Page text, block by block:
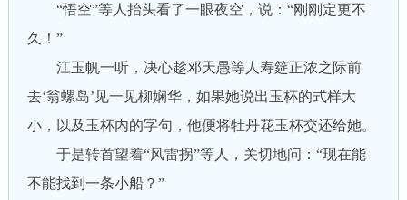
“悟空”等人抬头看了一眼夜空，说：“刚刚定更不
久！”
江玉帆一听，决心趁邓天愚等人寿筵正浓之际前
去‘翁螺岛’见一见柳娴华，如果她说出玉杯的式样大
小，以及玉杯内的字句，他便将牡丹花玉杯交还给她。
于是转首望着“风雷拐”等人，关切地问：“现在能
不能找到一条小船？”